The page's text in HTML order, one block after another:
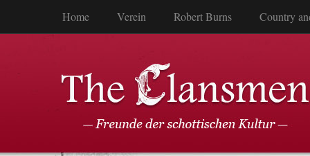
Home Verein Robert Burns Country